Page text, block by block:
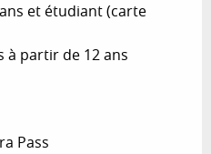
et étudiant (carte
à partir de 12 ans
Pass